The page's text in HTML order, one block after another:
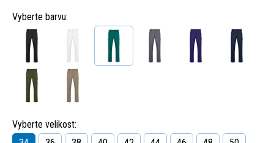
Vyberte barvu:
Vyberte velikost: